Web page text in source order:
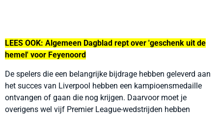
LEES OOK: Algemeen Dagblad rept over 'geschenk uit de
hemel' voor Feyenoord
De spelers die een belangrijke bijdrage hebben geleverd aan
het succes van Liverpool hebben een kampioensmedaille
ontvangen of gaan die nog krijgen. Daarvoor moet je
overigens wel vijf Premier League-wedstrijden hebben